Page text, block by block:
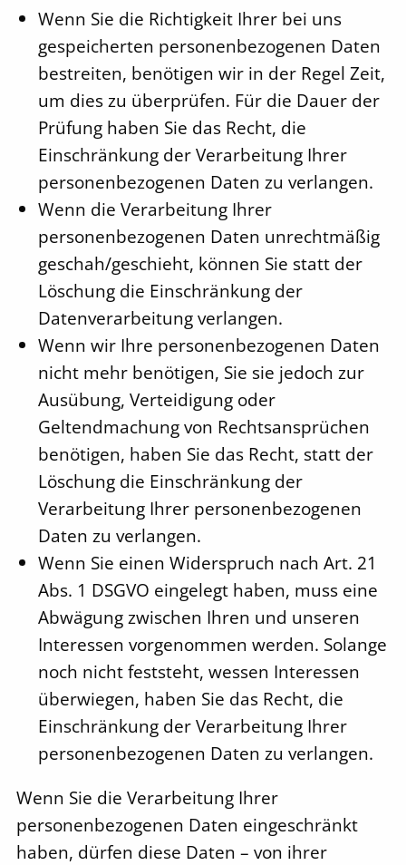
Wenn Sie die Richtigkeit Ihrer bei uns
gespeicherten personenbezogenen Daten
bestreiten, benötigen wir in der Regel Zeit,
um dies zu überprüfen. Für die Dauer der
Prüfung haben Sie das Recht, die
Einschränkung der Verarbeitung Ihrer
personenbezogenen Daten zu verlangen.
Wenn die Verarbeitung Ihrer
personenbezogenen Daten unrechtmäßig
geschah/geschieht, können Sie statt der
Löschung die Einschränkung der
Datenverarbeitung verlangen.
Wenn wir Ihre personenbezogenen Daten
nicht mehr benötigen, Sie sie jedoch zur
Ausübung, Verteidigung oder
Geltendmachung von Rechtsansprüchen
benötigen, haben Sie das Recht, statt der
Löschung die Einschränkung der
Verarbeitung Ihrer personenbezogenen
Daten zu verlangen.
Wenn Sie einen Widerspruch nach Art. 21
Abs. 1 DSGVO eingelegt haben, muss eine
Abwägung zwischen Ihren und unseren
Interessen vorgenommen werden. Solange
noch nicht feststeht, wessen Interessen
überwiegen, haben Sie das Recht, die
Einschränkung der Verarbeitung Ihrer
personenbezogenen Daten zu verlangen.
Wenn Sie die Verarbeitung Ihrer
personenbezogenen Daten eingeschränkt
haben, dürfen diese Daten – von ihrer